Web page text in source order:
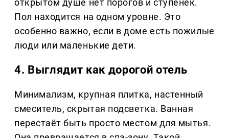
открытом душе нет порогов и ступенек.
Пол находится на одном уровне. Это
особенно важно, если в доме есть пожилые
люди или маленькие дети.
4. Выглядит как дорогой отель
Минимализм, крупная плитка, настенный
смеситель, скрытая подсветка. Ванная
перестаёт быть просто местом для мытья.